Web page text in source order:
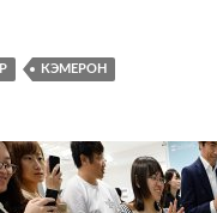
КЭМЕРОН